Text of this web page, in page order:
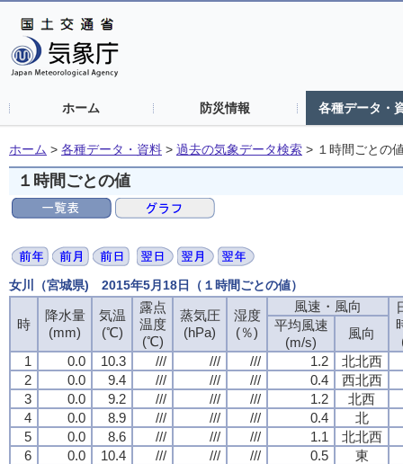
ホーム 防災情報 各種データ・
ホーム > 各種データ・資料 > 過去の気象データ検索 > １時間ごとの
１時間ごとの値
女川（宮城県) 2015年5月18日（１時間ごとの値）
時
降水量
(mm)
気温
(℃)
露点
温度
(℃)
蒸気圧
(hPa)
湿度
(％)
風速・風向
平均風速
(m/s)
風向
1
0.0 10.3 /// /// /// 1.2
北北西
2
0.0 9.4 /// /// /// 0.4
西北西
3
0.0 9.2 /// /// /// 1.2
北西
4
0.0 8.9 /// /// /// 0.4
北
5
0.0 8.6 /// /// /// 1.1
北北西
6
0.0 10.4 /// /// /// 0.5
東